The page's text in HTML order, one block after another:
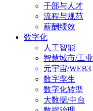
干部与人才
流程与规范
薪酬绩效
数字化
人工智能
智慧城市/工业
元宇宙/WEB3
数字孪生
数字化转型
大数据/中台